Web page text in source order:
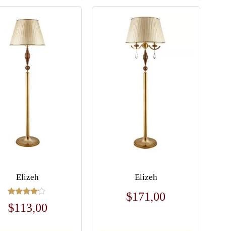
Elizeh
Rated
4.00
out of 5
$113,00
Elizeh
$171,00